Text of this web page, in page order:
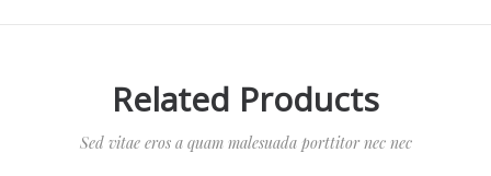
Related Products
Sed vitae eros a quam malesuada porttitor nec nec